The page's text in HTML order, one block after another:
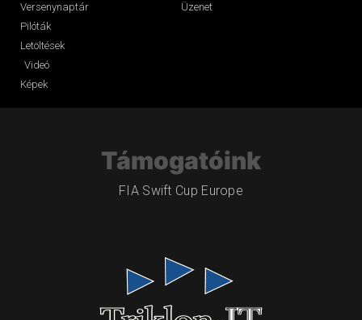
Versenynaptár
Pilóták
Letöltések
Videó
Képek
Üzenet
Támogatóink
FIA Swift Cup Europe